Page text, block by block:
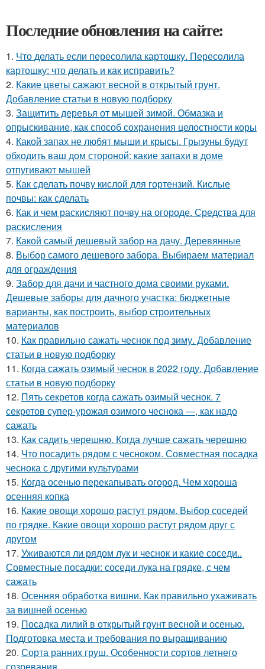
Последние обновления на сайте:
1. Что делать если пересолила картошку. Пересолила
картошку: что делать и как исправить?
2. Какие цветы сажают весной в открытый грунт.
Добавление статьи в новую подборку
3. Защитить деревья от мышей зимой. Обмазка и
опрыскивание, как способ сохранения целостности коры
4. Какой запах не любят мыши и крысы. Грызуны будут
обходить ваш дом стороной: какие запахи в доме
отпугивают мышей
5. Как сделать почву кислой для гортензий. Кислые
почвы: как сделать
6. Как и чем раскисляют почву на огороде. Средства для
раскисления
7. Какой самый дешевый забор на дачу. Деревянные
8. Выбор самого дешевого забора. Выбираем материал
для ограждения
9. Забор для дачи и частного дома своими руками.
Дешевые заборы для дачного участка: бюджетные
варианты, как построить, выбор строительных
материалов
10. Как правильно сажать чеснок под зиму. Добавление
статьи в новую подборку
11. Когда сажать озимый чеснок в 2022 году. Добавление
статьи в новую подборку
12. Пять секретов когда сажать озимый чеснок. 7
секретов супер-урожая озимого чеснока —, как надо
сажать
13. Как садить черешню. Когда лучше сажать черешню
14. Что посадить рядом с чесноком. Совместная посадка
чеснока с другими культурами
15. Когда осенью перекапывать огород. Чем хороша
осенняя копка
16. Какие овощи хорошо растут рядом. Выбор соседей
по грядке. Какие овощи хорошо растут рядом друг с
другом
17. Уживаются ли рядом лук и чеснок и какие соседи..
Совместные посадки: соседи лука на грядке, с чем
сажать
18. Осенняя обработка вишни. Как правильно ухаживать
за вишней осенью
19. Посадка лилий в открытый грунт весной и осенью.
Подготовка места и требования по выращиванию
20. Сорта ранних груш. Особенности сортов летнего